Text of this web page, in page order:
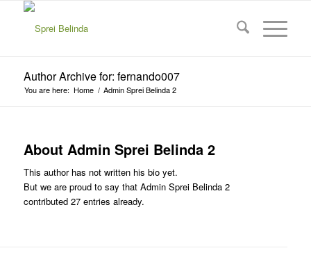
Author Archive for: fernando007
You are here: Home / Admin Sprei Belinda 2
About Admin Sprei Belinda 2
This author has not written his bio yet.
But we are proud to say that Admin Sprei Belinda 2
contributed 27 entries already.